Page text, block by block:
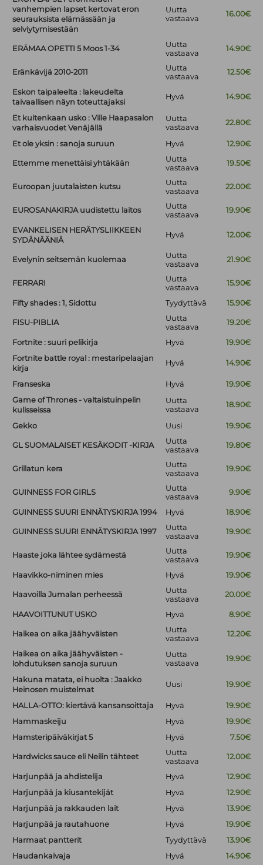
vanhempien lapset kertovat eron
seurauksista elämässään ja
selviytymisestään
Uutta
vastaava
16.00€
ERÄMAA OPETTI 5 Moos 1-34
Uutta
vastaava
14.90€
Eränkävijä 2010-2011
Uutta
vastaava
12.50€
Eskon taipaleelta : lakeudelta
taivaallisen näyn toteuttajaksi
Hyvä 14.90€
Et kuitenkaan usko : Ville Haapasalon
varhaisvuodet Venäjällä
Uutta
vastaava
22.80€
Et ole yksin : sanoja suruun Hyvä 12.90€
Ettemme menettäisi yhtäkään
Uutta
vastaava
19.50€
Euroopan juutalaisten kutsu
Uutta
vastaava
22.00€
EUROSANAKIRJA uudistettu laitos
Uutta
vastaava
19.90€
EVANKELISEN HERÄTYSLIIKKEEN
SYDÄNÄÄNIÄ
Hyvä 12.00€
Evelynin seitsemän kuolemaa
Uutta
vastaava
21.90€
FERRARI
Uutta
vastaava
15.90€
Fifty shades : 1, Sidottu Tyydyttävä 15.90€
FISU-PIBLIA
Uutta
vastaava
19.20€
Fortnite : suuri pelikirja Hyvä
19.90€
Fortnite battle royal : mestaripelaajan
kirja
Hyvä 14.90€
Franseska Hyvä
19.90€
Game of Thrones - valtaistuinpelin
kulisseissa
Uutta
vastaava
18.90€
Gekko Uusi 19.90€
GL SUOMALAISET KESÄKODIT -KIRJA
Uutta
vastaava
19.80€
Grillatun kera
Uutta
vastaava
19.90€
GUINNESS FOR GIRLS
Uutta
vastaava
9.90€
GUINNESS SUURI ENNÄTYSKIRJA 1994 Hyvä 18.90€
GUINNESS SUURI ENNÄTYSKIRJA 1997
Uutta
vastaava
19.90€
Haaste joka lähtee sydämestä
Uutta
vastaava
19.90€
Haavikko-niminen mies Hyvä 19.90€
Haavoilla Jumalan perheessä
Uutta
vastaava
20.00€
HAAVOITTUNUT USKO Hyvä 8.90€
Haikea on aika jäähyväisten
Uutta
vastaava
12.20€
Haikea on aika jäähyväisten -
lohdutuksen sanoja suruun
Uutta
vastaava
19.90€
Hakuna matata, ei huolta : Jaakko
Heinosen muistelmat
Uusi 19.90€
HALLA-OTTO: kiertävä kansansoittaja Hyvä
19.90€
Hammaskeiju
Hyvä
19.90€
Hamsteripäiväkirjat 5
Hyvä 7.50€
Hardwicks sauce eli Neilin tähteet
Uutta
vastaava
12.00€
Harjunpää ja ahdistelija Hyvä
12.90€
Harjunpää ja kiusantekijät
Hyvä
12.90€
Harjunpää ja rakkauden lait
Hyvä
13.90€
Harjunpää ja rautahuone
Hyvä
19.90€
Harmaat pantterit
Tyydyttävä
13.90€
Haudankaivaja
Hyvä
14.90€